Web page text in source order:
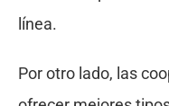
línea.
Por otro lado, las